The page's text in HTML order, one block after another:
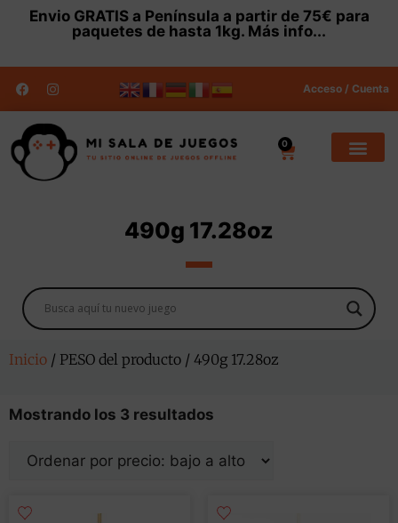
Envio GRATISa Península a partir de 75€ para
paquetes de hasta 1kg. Más info...
Acceso / Cuenta
0
490g 17.28oz
Inicio / PESO del producto / 490g 17.28oz
Mostrando los 3 resultados